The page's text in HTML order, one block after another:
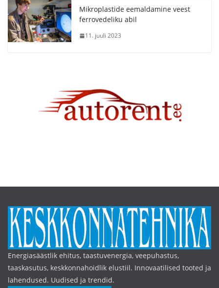
Mikroplastide eemaldamine veest
ferrovedeliku abil
11. juuli 2023
Energiasäästlik ehitus, taastuvenergia, veepuhastus,
taaskasutus, keskkonnahoidlik elustiil. Innovaatilised tooted ja
lahendused. Uudised ja trendid.